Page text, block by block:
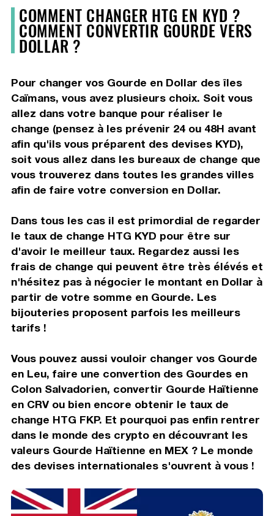
COMMENT CHANGER HTG EN KYD ?
COMMENT CONVERTIR GOURDE VERS
DOLLAR ?
Pour changer vos Gourde en Dollar des îles
Caïmans, vous avez plusieurs choix. Soit vous
allez dans votre banque pour réaliser le
change (pensez à les prévenir 24 ou 48H avant
afin qu'ils vous préparent des devises KYD),
soit vous allez dans les bureaux de change que
vous trouverez dans toutes les grandes villes
afin de faire votre conversion en Dollar.
Dans tous les cas il est primordial de regarder
le taux de change HTG KYD pour être sur
d'avoir le meilleur taux. Regardez aussi les
frais de change qui peuvent être très élévés et
n'hésitez pas à négocier le montant en Dollar à
partir de votre somme en Gourde. Les
bijouteries proposent parfois les meilleurs
tarifs !
Vous pouvez aussi vouloir changer vos Gourde
en Leu, faire une convertion des Gourdes en
Colon Salvadorien, convertir Gourde Haïtienne
en CRV ou bien encore obtenir le taux de
change HTG FKP. Et pourquoi pas enfin rentrer
dans le monde des crypto en découvrant les
valeurs Gourde Haïtienne en MEX ? Le monde
des devises internationales s'ouvrent à vous !